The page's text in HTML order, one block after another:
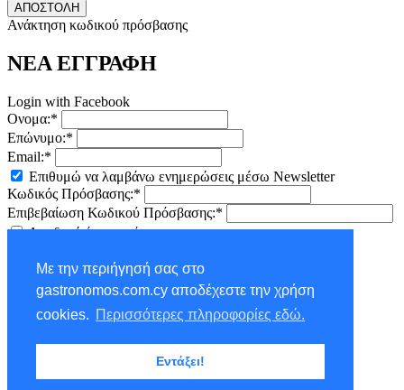
Με την περιήγησή σας στο
gastronomos.com.cy αποδέχεστε την χρήση
cookies. Περισσότερες πληροφορίες εδώ.
Εντάξει!
ΑΠΟΣΤΟΛΗ
Ανάκτηση κωδικού πρόσβασης
ΝΕΑ ΕΓΓΡΑΦΗ
Login with Facebook
Ονομα:*
Επώνυμο:*
Email:*
Επιθυμώ να λαμβάνω ενημερώσεις μέσω Newsletter
Κωδικός Πρόσβασης:*
Επιβεβαίωση Κωδικού Πρόσβασης:*
Αποδοχήόρων χρήσης
NEWSLETTER - ΕΓΓΡΑΦΗ
Ονομα:*